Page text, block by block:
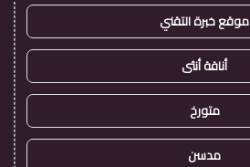
موقع خبرة التقني
أناقة أنثى
متورخ
مدسن